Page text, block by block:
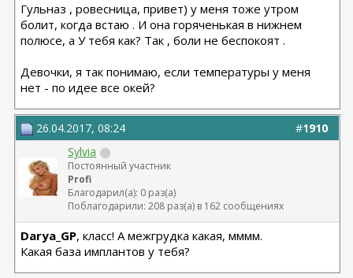
Гульназ , ровесница, привет) у меня тоже утром
болит, когда встаю . И она горяченькая в нижнем
полюсе, а У тебя как? Так , боли не беспокоят .
Девочки, я так понимаю, если температуры у меня
нет - по идее все окей?
#1910
26.04.2017, 08:24
Sylvia
Постоянный участник
Profi
Благодарил(а): 0 раз(а)
Поблагодарили: 208 раз(а) в 162 сообщениях
Darya_GP, класс! А межгрудка какая, мммм.
Какая база имплантов у тебя?